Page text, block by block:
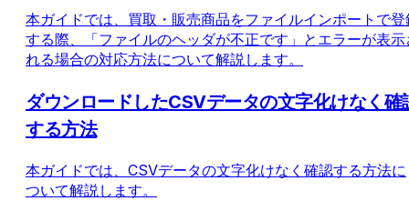
本ガイドでは、買取・販売商品をファイルインポートで登
する際、「ファイルのヘッダが不正です」とエラーが表示
れる場合の対応方法について解説します。
ダウンロードしたCSVデータの文字化けなく確
する方法
本ガイドでは、CSVデータの文字化けなく確認する方法に
ついて解説します。